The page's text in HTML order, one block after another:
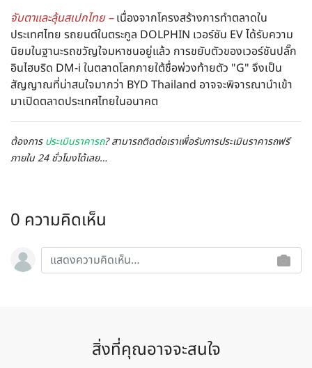
จับตาและลุ้นสเปกไทย – เนื่องจากโครงสร้างการทำตลาดใน
ประเทศไทย รถยนต์ในตระกูล DOLPHIN เวอร์ชัน EV ได้รับความ
นิยมในฐานะรถขวัญใจมหาชนอยู่แล้ว การขยับตัวของเวอร์ชันปลั๊ก
อินไฮบริด DM-i ในตลาดโลกภายใต้ชื่อพ่วงท้ายตัว "G" จึงเป็น
สัญญาณที่น่าสนใจมากว่า BYD Thailand อาจจะพิจารณานำเข้า
มาเปิดตลาดประเทศไทยในอนาคต
ต้องการประเมินราคารถ? สามารถติดต่อเราเพื่อรับการประเมินราคารถฟรี
ภายใน 24 ชั่วโมงได้เลย…
0 ความคิดเห็น
สิ่งที่คุณอาจจะสนใจ